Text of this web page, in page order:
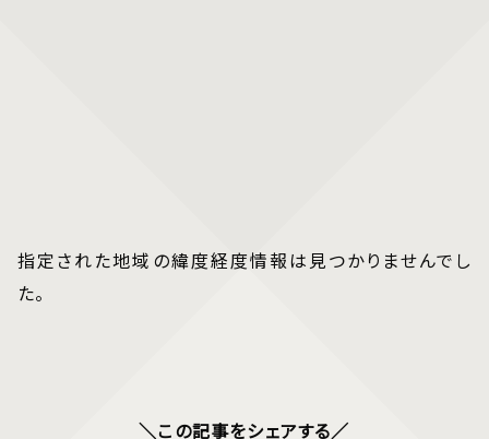
指定された地域の緯度経度情報は見つかりませんでし
た。
＼この記事をシェアする／